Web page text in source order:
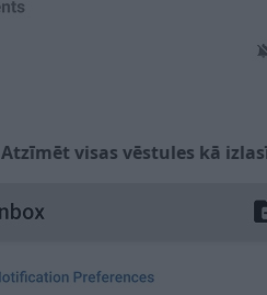
Atzīmēt visas vēstules kā